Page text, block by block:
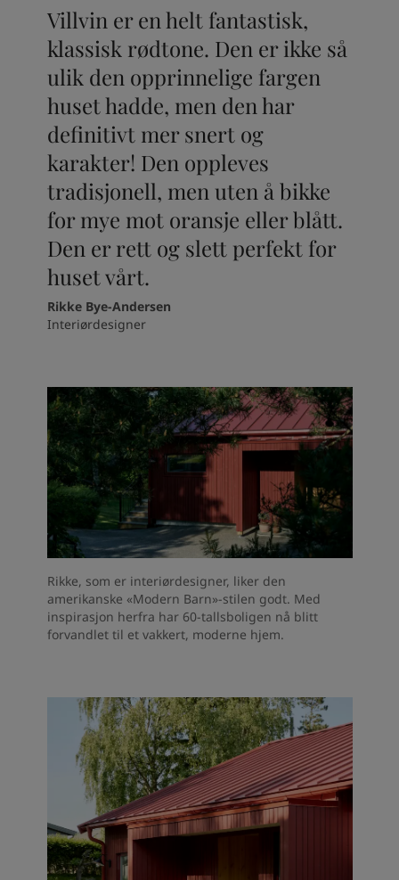
Villvin er en helt fantastisk,
klassisk rødtone. Den er ikke så
ulik den opprinnelige fargen
huset hadde, men den har
definitivt mer snert og
karakter! Den oppleves
tradisjonell, men uten å bikke
for mye mot oransje eller blått.
Den er rett og slett perfekt for
huset vårt.
Rikke Bye-Andersen
Interiørdesigner
Rikke, som er interiørdesigner, liker den
amerikanske «Modern Barn»-stilen godt. Med
inspirasjon herfra har 60-tallsboligen nå blitt
forvandlet til et vakkert, moderne hjem.